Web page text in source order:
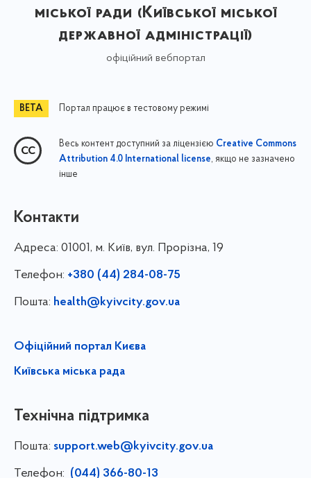
міської ради (Київської міської
державної адміністрації)
офіційний вебпортал
Портал працює в тестовому режимі
Весь контент доступний за ліцензією Creative Commons
Attribution 4.0 International license, якщо не зазначено
інше
Контакти
Адреса: 01001, м. Київ, вул. Прорізна, 19
Телефон: +380 (44) 284-08-75
Пошта: health@kyivcity.gov.ua
Офіційний портал Києва
Київська міська рада
Технічна підтримка
Пошта: support.web@kyivcity.gov.ua
Телефон: (044) 366-80-13